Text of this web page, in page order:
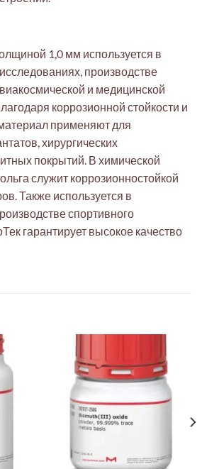
1,0 мм используется в
производстве
и медицинской
коррозионной стойкости и
применяют для
хирургических
покрытий. В химической
служит коррозионностойкой
Также используется в
спортивного
гарантирует высокое качество